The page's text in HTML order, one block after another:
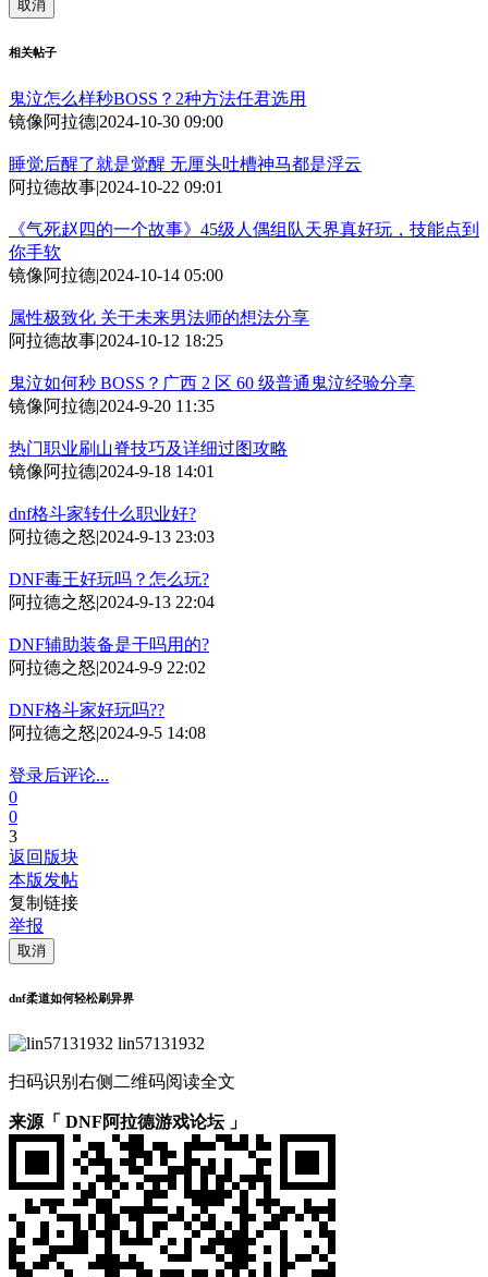
取消
相关帖子
鬼泣怎么样秒BOSS？2种方法任君选用
镜像阿拉德|2024-10-30 09:00
睡觉后醒了就是觉醒 无厘头吐槽神马都是浮云
阿拉德故事|2024-10-22 09:01
《气死赵四的一个故事》45级人偶组队天界真好玩，技能点到
你手软
镜像阿拉德|2024-10-14 05:00
属性极致化 关于未来男法师的想法分享
阿拉德故事|2024-10-12 18:25
鬼泣如何秒 BOSS？广西 2 区 60 级普通鬼泣经验分享
镜像阿拉德|2024-9-20 11:35
热门职业刷山脊技巧及详细过图攻略
镜像阿拉德|2024-9-18 14:01
dnf格斗家转什么职业好?
阿拉德之怒|2024-9-13 23:03
DNF毒王好玩吗？怎么玩?
阿拉德之怒|2024-9-13 22:04
DNF辅助装备是干吗用的?
阿拉德之怒|2024-9-9 22:02
DNF格斗家好玩吗??
阿拉德之怒|2024-9-5 14:08
登录后评论...
0
0
3
返回版块
本版发帖
复制链接
举报
取消
dnf柔道如何轻松刷异界
lin57131932
扫码识别右侧二维码阅读全文
来源「 DNF阿拉德游戏论坛 」